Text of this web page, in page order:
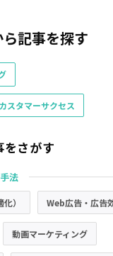
記事を探す
スタマーサクセス
をさがす
法
） Web広告・広告
動画マーケティング